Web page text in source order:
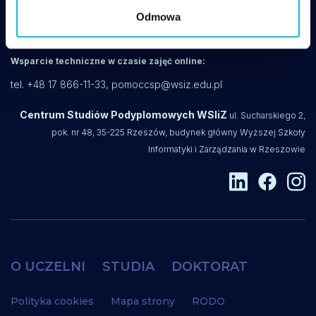
Odmowa
+48 17 866 14 08
Wsparcie techniczne w czasie zajęć online:
tel. +48 17 866-11-33, pomoccsp@wsiz.edu.pl
Centrum Studiów Podyplomowych WSIiZ ul. Sucharskiego 2,
pok. nr 48, 35-225 Rzeszów, budynek główny Wyższej Szkoły
Informatyki i Zarządzania w Rzeszowie
O UCZELNI STUDIA DOKTORAT
Polityka cookies Mapa strony RODO